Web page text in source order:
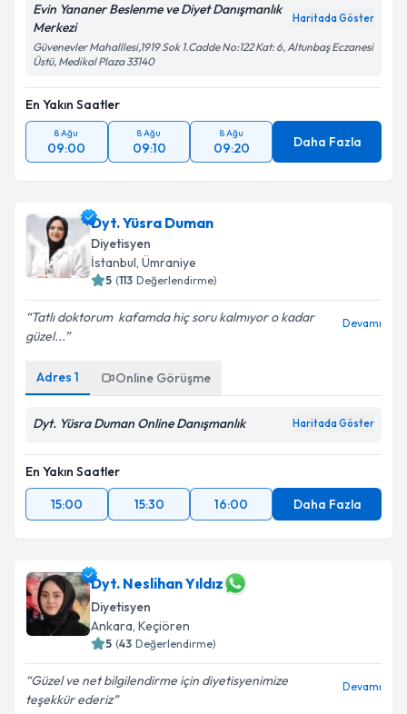
Evin Yananer Beslenme ve Diyet Danışmanlık
Merkezi
Haritada Göster
Güvenevler Mahalllesi,1919 Sok 1.Cadde No:122 Kat: 6, Altunbaş Eczanesi
Üstü, Medikal Plaza 33140
En Yakın Saatler
8 Ağu
09:00
8 Ağu
09:10
8 Ağu
09:20 Daha Fazla
Dyt. Yüsra Duman
Diyetisyen
İstanbul, Ümraniye
5 (113 Değerlendirme)
Tatlı doktorum ️ kafamda hiç soru kalmıyor o kadar
güzel...
Devamı
Adres 1 Online Görüşme
Dyt. Yüsra Duman Online Danışmanlık Haritada Göster
En Yakın Saatler
15:00
15:30 16:00 Daha Fazla
Dyt. Neslihan Yıldız
Diyetisyen
Ankara, Keçiören
5 (43 Değerlendirme)
Güzel ve net bilgilendirme için diyetisyenimize
teşekkür ederiz
Devamı